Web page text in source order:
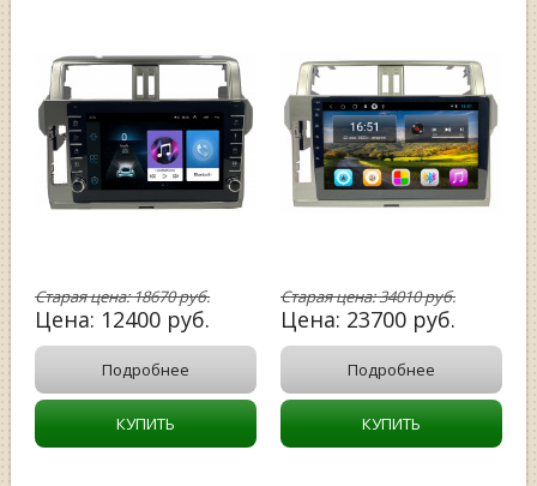
Старая цена:18670руб.
Цена: 12400 руб.
Подробнее
КУПИТЬ
Старая цена:34010руб.
Цена: 23700 руб.
Подробнее
КУПИТЬ